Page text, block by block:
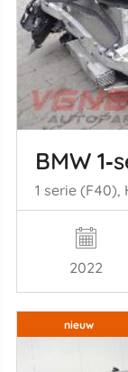
BMW
2022
nieuw